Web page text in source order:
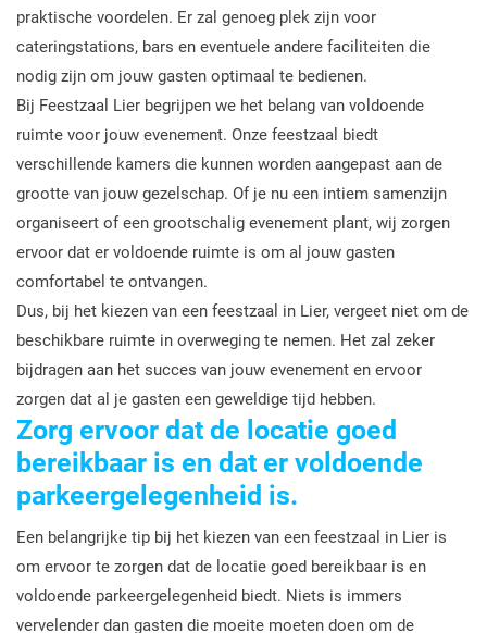
praktische voordelen. Er zal genoeg plek zijn voor
cateringstations, bars en eventuele andere faciliteiten die
nodig zijn om jouw gasten optimaal te bedienen.
Bij Feestzaal Lier begrijpen we het belang van voldoende
ruimte voor jouw evenement. Onze feestzaal biedt
verschillende kamers die kunnen worden aangepast aan de
grootte van jouw gezelschap. Of je nu een intiem samenzijn
organiseert of een grootschalig evenement plant, wij zorgen
ervoor dat er voldoende ruimte is om al jouw gasten
comfortabel te ontvangen.
Dus, bij het kiezen van een feestzaal in Lier, vergeet niet om de
beschikbare ruimte in overweging te nemen. Het zal zeker
bijdragen aan het succes van jouw evenement en ervoor
zorgen dat al je gasten een geweldige tijd hebben.
Zorg ervoor dat de locatie goed
bereikbaar is en dat er voldoende
parkeergelegenheid is.
Een belangrijke tip bij het kiezen van een feestzaal in Lier is
om ervoor te zorgen dat de locatie goed bereikbaar is en
voldoende parkeergelegenheid biedt. Niets is immers
vervelender dan gasten die moeite moeten doen om de